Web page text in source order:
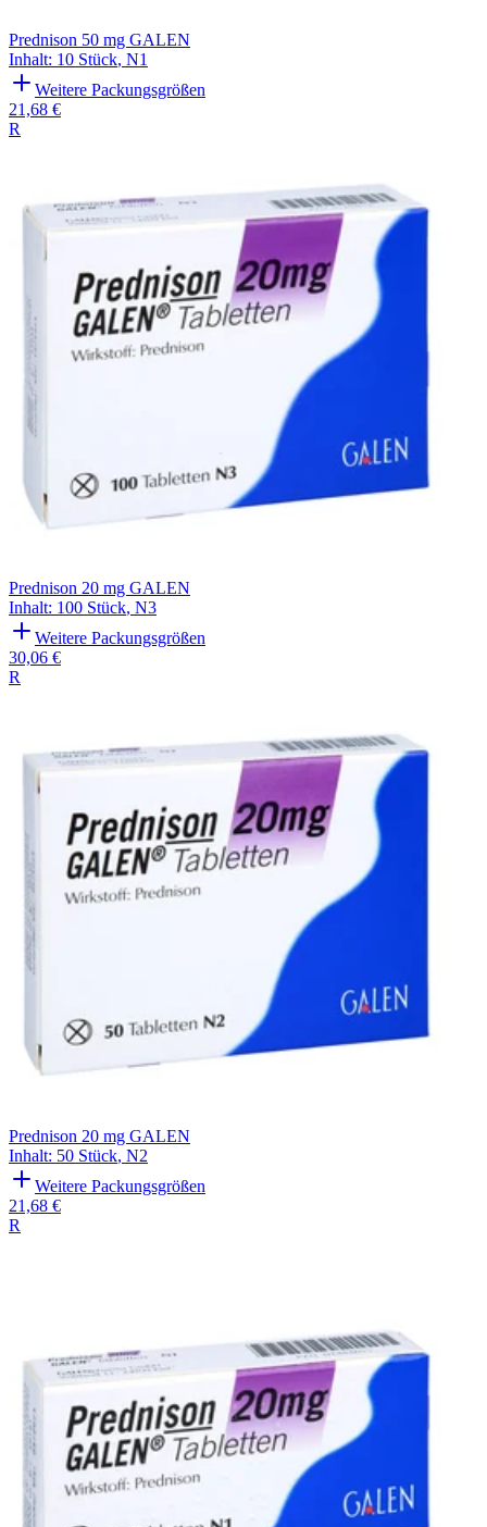
Prednison 50 mg GALEN
Inhalt: 10 Stück, N1
Weitere Packungsgrößen
21,68 €
R
Prednison 20 mg GALEN
Inhalt: 100 Stück, N3
Weitere Packungsgrößen
30,06 €
R
Prednison 20 mg GALEN
Inhalt: 50 Stück, N2
Weitere Packungsgrößen
21,68 €
R